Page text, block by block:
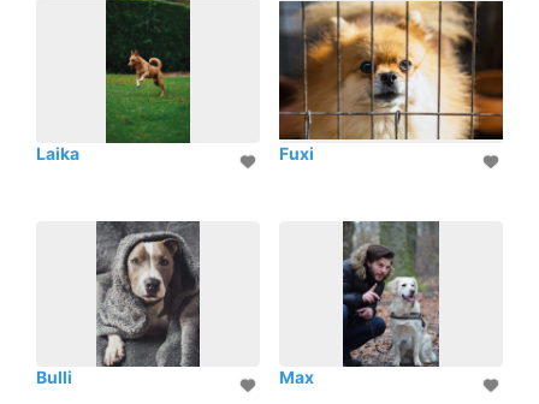
Laika Fuxi
Bulli Max